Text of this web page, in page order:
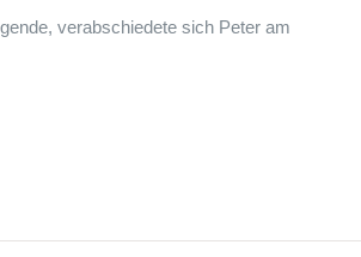
verabschiedete sich Peter am